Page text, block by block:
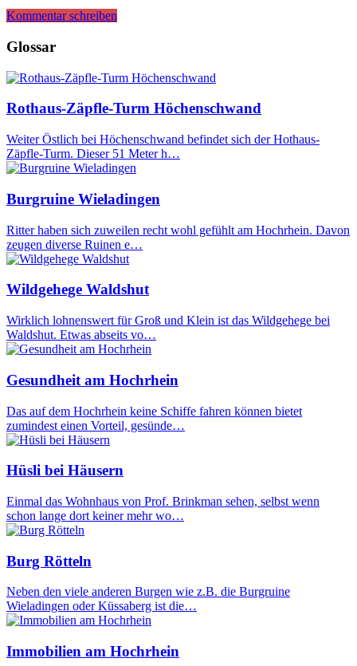
Kommentar schreiben
Glossar
Rothaus-Zäpfle-Turm Höchenschwand
Weiter Östlich bei Höchenschwand befindet sich der Hothaus-
Zäpfle-Turm. Dieser 51 Meter h…
Burgruine Wieladingen
Ritter haben sich zuweilen recht wohl gefühlt am Hochrhein. Davon
zeugen diverse Ruinen e…
Wildgehege Waldshut
Wirklich lohnenswert für Groß und Klein ist das Wildgehege bei
Waldshut. Etwas abseits vo…
Gesundheit am Hochrhein
Das auf dem Hochrhein keine Schiffe fahren können bietet
zumindest einen Vorteil, gesünde…
Hüsli bei Häusern
Einmal das Wohnhaus von Prof. Brinkman sehen, selbst wenn
schon lange dort keiner mehr wo…
Burg Rötteln
Neben den viele anderen Burgen wie z.B. die Burgruine
Wieladingen oder Küssaberg ist die…
Immobilien am Hochrhein